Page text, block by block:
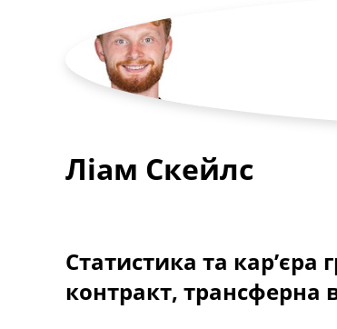
Футбольні трансфери
Останні коментарі
Конкурс прогнозів
Логін
Рейтінги
Турніри
Англія. Прем’єр-Ліга
Іспанія. Ла Ліга
Ще Турніри >>>
Ліам Скейлс
Статистика та кар’єра
контракт, трансферна